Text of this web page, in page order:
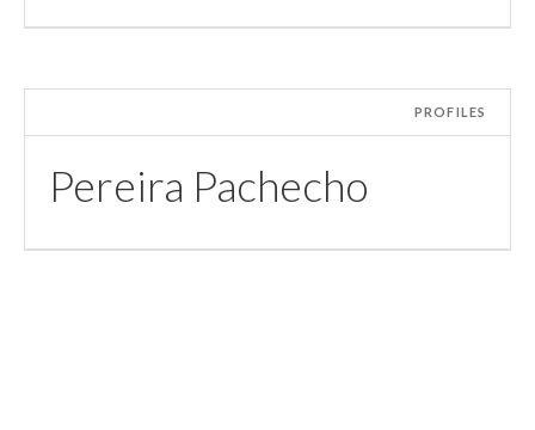
PROFILES
Pereira Pachecho